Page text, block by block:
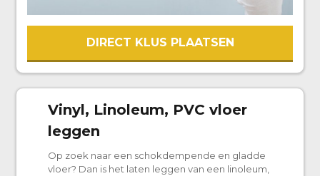
DIRECT KLUS PLAATSEN
Vinyl, Linoleum, PVC vloer
leggen
Op zoek naar een schokdempende en gladde
vloer? Dan is het laten leggen van een linoleum,